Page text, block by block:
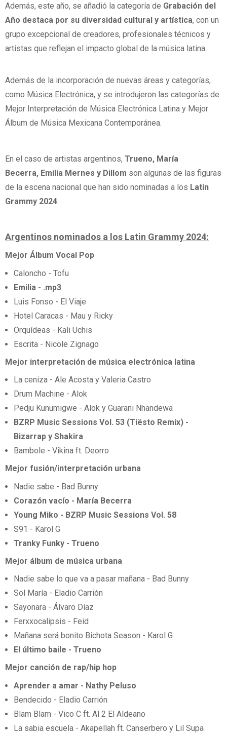
Además, este año, se añadió la categoría de Grabación del
Año destaca por su diversidad cultural y artística, con un
grupo excepcional de creadores, profesionales técnicos y
artistas que reflejan el impacto global de la música latina.
Además de la incorporación de nuevas áreas y categorías,
como Música Electrónica, y se introdujeron las categorías de
Mejor Interpretación de Música Electrónica Latina y Mejor
Álbum de Música Mexicana Contemporánea.
En el caso de artistas argentinos, Trueno, María
Becerra, Emilia Mernes y Dillom son algunas de las figuras
de la escena nacional que han sido nominadas a los Latin
Grammy 2024
Argentinos nominados a los Latin Grammy 2024:
Mejor Álbum Vocal Pop
Caloncho - Tofu
Emilia - .mp3
Luis Fonso - El Viaje
Hotel Caracas - Mau y Ricky
Orquídeas - Kali Uchis
Escrita - Nicole Zignago
Mejor interpretación de música electrónica latina
La ceniza - Ale Acosta y Valeria Castro
Drum Machine - Alok
Pedju Kunumigwe - Alok y Guarani Nhandewa
BZRP Music Sessions Vol. 53 (Tiësto Remix) -
Bizarrap y Shakira
Bambole - Vikina ft. Deorro
Mejor fusión/interpretación urbana
Nadie sabe - Bad Bunny
Corazón vacío - María Becerra
Young Miko - BZRP Music Sessions Vol. 58
S91 - Karol G
Tranky Funky - Trueno
Mejor álbum de música urbana
Nadie sabe lo que va a pasar mañana - Bad Bunny
Sol María - Eladio Carrión
Sayonara - Álvaro Díaz
Ferxxocalipsis - Feid
Mañana será bonito Bichota Season - Karol G
El último baile - Trueno
Mejor canción de rap/hip hop
Aprender a amar - Nathy Peluso
Bendecido - Eladio Carrión
Blam Blam - Vico C ft. Al 2 El Aldeano
La sabia escuela - Akapellah ft. Canserbero y Lil Supa